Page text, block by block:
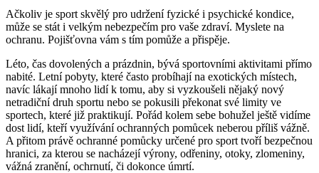
Ačkoliv je sport skvělý pro udržení fyzické i psychické kondice,
může se stát i velkým nebezpečím pro vaše zdraví. Myslete na
ochranu. Pojišťovna vám s tím pomůže a přispěje.
Léto, čas dovolených a prázdnin, bývá sportovními aktivitami přímo
nabité. Letní pobyty, které často probíhají na exotických místech,
navíc lákají mnoho lidí k tomu, aby si vyzkoušeli nějaký nový
netradiční druh sportu nebo se pokusili překonat své limity ve
sportech, které již praktikují. Pořád kolem sebe bohužel ještě vidíme
dost lidí, kteří využívání ochranných pomůcek neberou příliš vážně.
A přitom právě ochranné pomůcky určené pro sport tvoří bezpečnou
hranici, za kterou se nacházejí výrony, odřeniny, otoky, zlomeniny,
vážná zranění, ochrnutí, či dokonce úmrtí.